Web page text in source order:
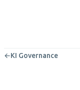
←KI Governance